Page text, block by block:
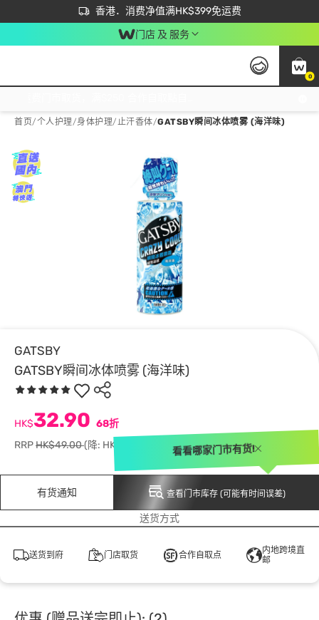
香港．消费净值满HK$399免运费
立即成为易赏钱会员尽享独家优惠
首次APP下单买满$450 输入 NEWAPP 即减$50
门店 及 服务
0
首页/个人护理/身体护理/止汗香体/GATSBY瞬间冰体喷雾 (海洋味)
GATSBY
GATSBY瞬间冰体喷雾 (海洋味)
HK$32.90 68折
RRPHK$49.00(降: HK$16.10)
有货通知 查看门市库存 (可能有时间误差)
看看哪家门市有货!
送货方式
送货到府 门店取货 合作自取点
内地跨境直
邮